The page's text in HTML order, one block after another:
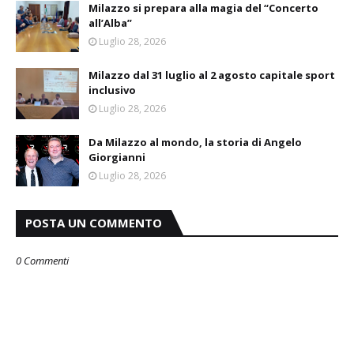
Milazzo si prepara alla magia del “Concerto
all’Alba”
Luglio 28, 2026
Milazzo dal 31 luglio al 2 agosto capitale sport
inclusivo
Luglio 28, 2026
Da Milazzo al mondo, la storia di Angelo
Giorgianni
Luglio 28, 2026
POSTA UN COMMENTO
0 Commenti